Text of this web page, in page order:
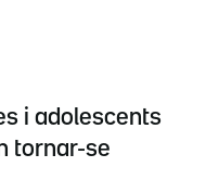
i adolescents
tornar-se